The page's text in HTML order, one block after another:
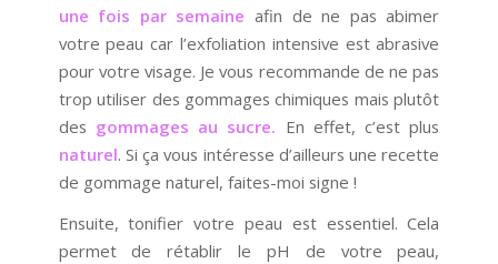
une fois par semaine afin de ne pas abimer
votre peau car l’exfoliation intensive est abrasive
pour votre visage. Je vous recommande de ne pas
trop utiliser des gommages chimiques mais plutôt
des gommages au sucre. En effet, c’est plus
naturel. Si ça vous intéresse d’ailleurs une recette
de gommage naturel, faites-moi signe !
Ensuite, tonifier votre peau est essentiel. Cela
permet de rétablir le pH de votre peau,